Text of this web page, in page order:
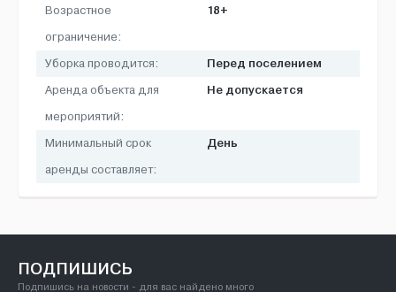
Возрастное
ограничение:
18+
Уборка проводится: Перед поселением
Аренда объекта для
мероприятий:
Не допускается
Минимальный срок
аренды составляет:
День
ПОДПИШИСЬ
Подпишись на новости - для вас найдено много